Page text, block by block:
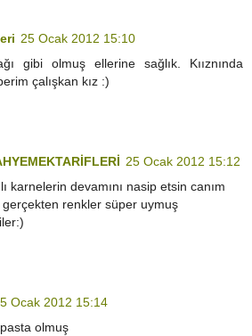
25 Ocak 2012 15:10
gibi olmuş ellerine sağlık. Kııznında
çalışkan kız :)
25 Ocak 2012 15:12
karnelerin devamını nasip etsin canım
renkler süper uymuş
Ocak 2012 15:14
olmuş